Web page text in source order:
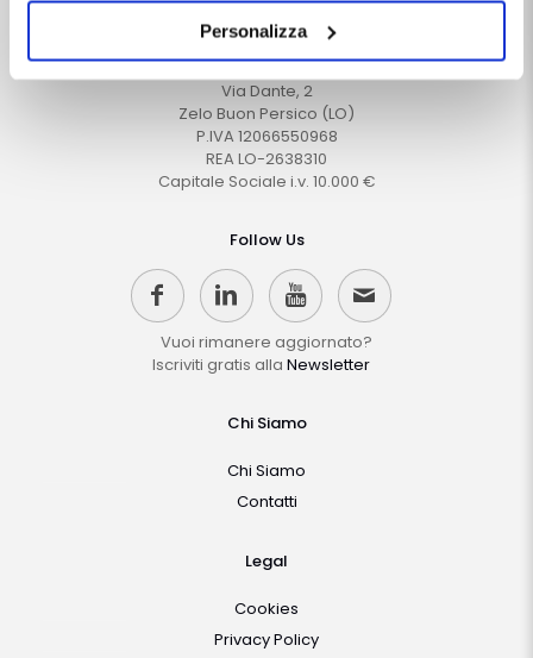
Personalizza
Dentista Manager S.r.l.
Via Dante, 2
Zelo Buon Persico (LO)
P.IVA 12066550968
REA LO-2638310
Capitale Sociale i.v. 10.000 €
Follow Us
Vuoi rimanere aggiornato?
Iscriviti gratis alla Newsletter
Chi Siamo
Chi Siamo
Contatti
Legal
Cookies
Privacy Policy